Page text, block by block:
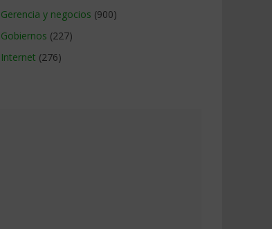
Gerencia y negocios (900)
Gobiernos (227)
Internet (276)